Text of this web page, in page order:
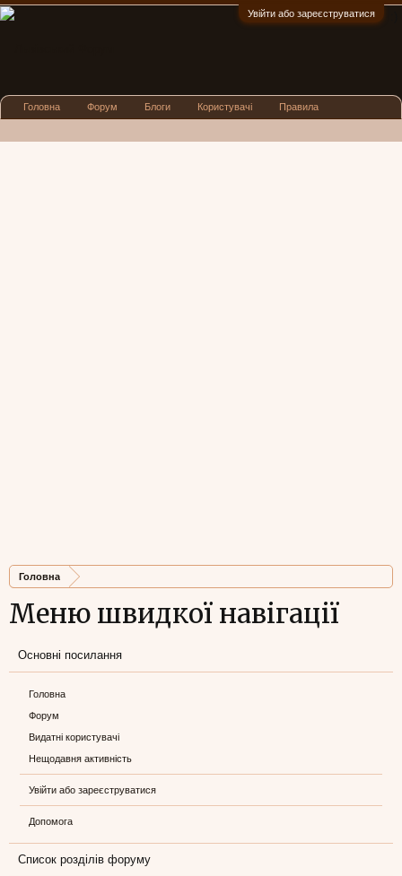
Увійти або зареєструватися
Головна
Меню швидкої навігації
Основні посилання
Головна
Форум
Видатні користувачі
Нещодавня активність
Увійти або зареєструватися
Допомога
Список розділів форуму
Головна Форум Блоги Користувачі Правила